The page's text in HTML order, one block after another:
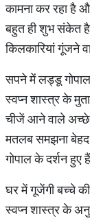
कामना कर रहा है
बहुत ही शुभ संकेत
किलकारियां गूंजने
सपने में लड्डू
स्वप्न शास्त्र के
चीजें आने वाले अच्छे
मतलब समझना बेहद
गोपाल के दर्शन हुए
घर में गूजेंगी बच्चे
स्वप्न शास्त्र के